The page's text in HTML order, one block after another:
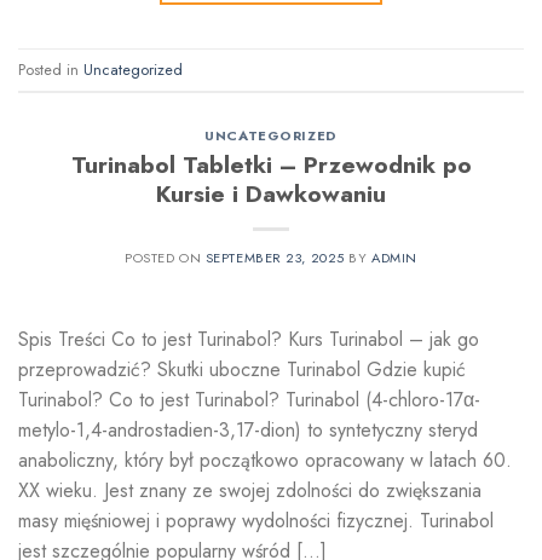
Posted in Uncategorized
UNCATEGORIZED
Turinabol Tabletki – Przewodnik po
Kursie i Dawkowaniu
POSTED ON SEPTEMBER 23, 2025 BYADMIN
Spis Treści Co to jest Turinabol? Kurs Turinabol – jak go
przeprowadzić? Skutki uboczne Turinabol Gdzie kupić
Turinabol? Co to jest Turinabol? Turinabol (4-chloro-17α-
metylo-1,4-androstadien-3,17-dion) to syntetyczny steryd
anaboliczny, który był początkowo opracowany w latach 60.
XX wieku. Jest znany ze swojej zdolności do zwiększania
masy mięśniowej i poprawy wydolności fizycznej. Turinabol
jest szczególnie popularny wśród […]